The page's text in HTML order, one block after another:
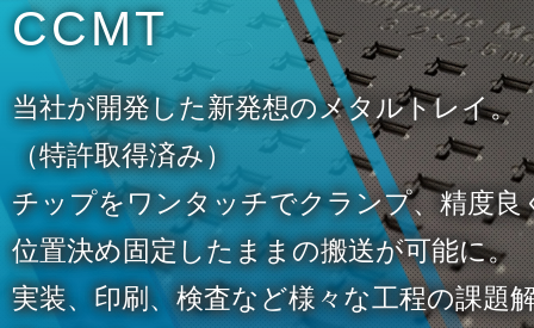
CCMT
当社が開発した新発想のメタルトレイ。
（特許取得済み）
チップをワンタッチでクランプ、精度良
位置決め固定したままの搬送が可能に。
実装、印刷、検査など様々な工程の課題